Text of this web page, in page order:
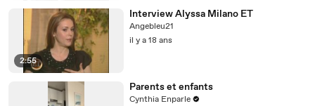
2:55
Interview Alyssa Milano ET
Angebleu21
il y a 18 ans
Parents et enfants
Cynthia Enparle